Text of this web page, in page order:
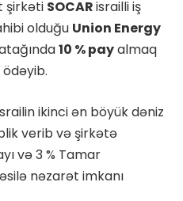
şirkəti SOCARisrailli iş
olduğu Union Energy
10 % payalmaq
ödəyib.
ikinci ən böyük dəniz
verib və şirkətə
və 3 % Tamar
nəzarət imkanı